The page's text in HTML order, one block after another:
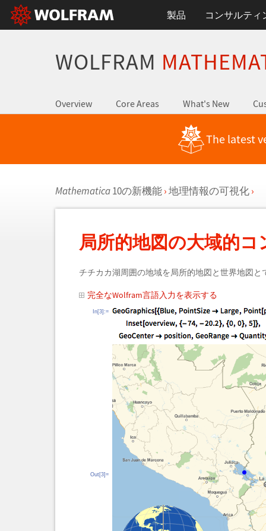
製品 コンサルティ
WOLFRAM
Overview Core Areas What's New
The latest
Mathematica10の新機能 ›地理情報の可視化 ›
局所的地図の大域的
チチカカ湖周囲の地域を局所的地図と世界地図と
完全なWolfram言語入力を表示する
In[3]:=
Out[3]=